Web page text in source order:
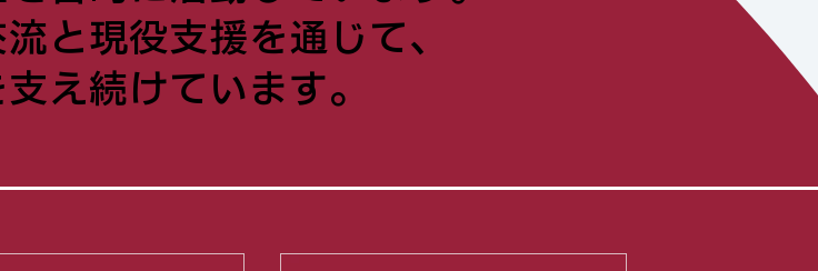
と現役支援を通じて、
え続けています。